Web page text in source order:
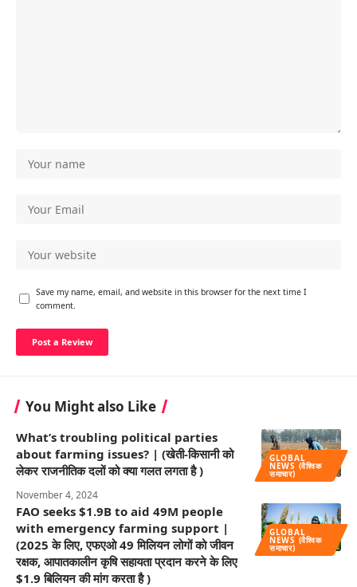
Save my name, email, and website in this browser for the next time I
comment.
You Might also Like
GLOBAL
NEWS (वैश्विक
समाचार)
What’s troubling political parties
about farming issues? | (खेती-किसानी को
लेकर राजनीतिक दलों को क्या गलत लगता है )
November 4, 2024
GLOBAL
NEWS (वैश्विक
समाचार)
FAO seeks $1.9B to aid 49M people
with emergency farming support |
(2025 के लिए, एफएओ 49 मिलियन लोगों को जीवन
रक्षक, आपातकालीन कृषि सहायता प्रदान करने के लिए
$1.9 बिलियन की मांग करता है )